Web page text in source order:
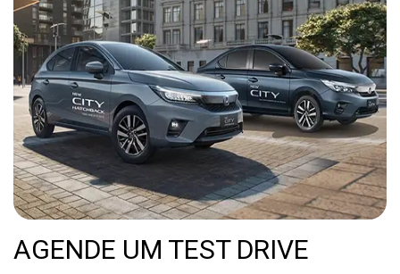
AGENDE UM TEST DRIVE